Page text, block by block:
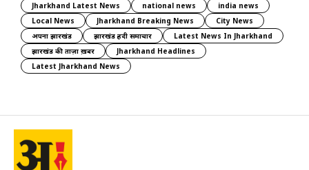
Jharkhand Latest News
national news
india news
Local News
Jharkhand Breaking News
City News
अपना झारखंड
झारखंड हिंदी समाचार
Latest News In Jharkhand
झारखंड की ताज़ा ख़बर
Jharkhand Headlines
Latest Jharkhand News